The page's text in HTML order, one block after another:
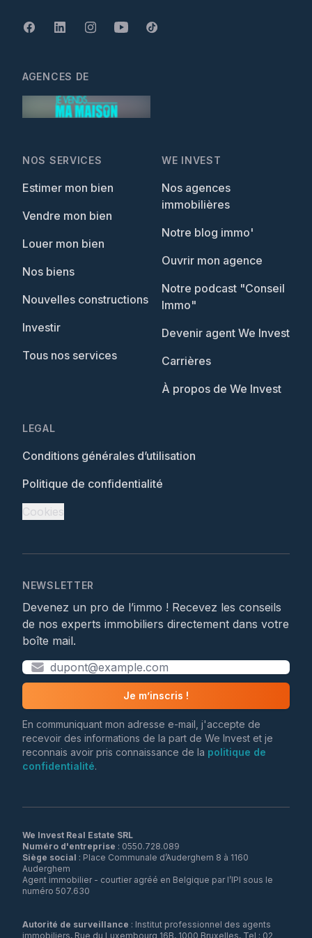
NOS SERVICES
Estimer mon bien
Vendre mon bien
Louer mon bien
Nos biens
Nouvelles constructions
Investir
Tous nos services
WE INVEST
Nos agences
immobilières
Notre blog immo'
Ouvrir mon agence
Notre podcast "Conseil
Immo"
Devenir agent We Invest
Carrières
À propos de We Invest
LEGAL
Conditions générales d’utilisation
Politique de confidentialité
Cookies
AGENCES DE
NEWSLETTER
Devenez un pro de l’immo ! Recevez les conseils
de nos experts immobiliers directement dans votre
boîte mail.
Je m’inscris !
En communiquant mon adresse e-mail, j'accepte de
recevoir des informations de la part de We Invest et je
reconnais avoir pris connaissance de la politique de
confidentialité.
We Invest Real Estate SRL
Numéro d'entreprise
Siège social : Place Communale d’Auderghem 8 à 1160
Auderghem
Agent immobilier - courtier agréé en Belgique par l’IPI sous le
numéro 507.630
Autorité de surveillance : Institut professionnel des agents
immobiliers, Rue du Luxembourg 16B, 1000 Bruxelles, Tel : 02